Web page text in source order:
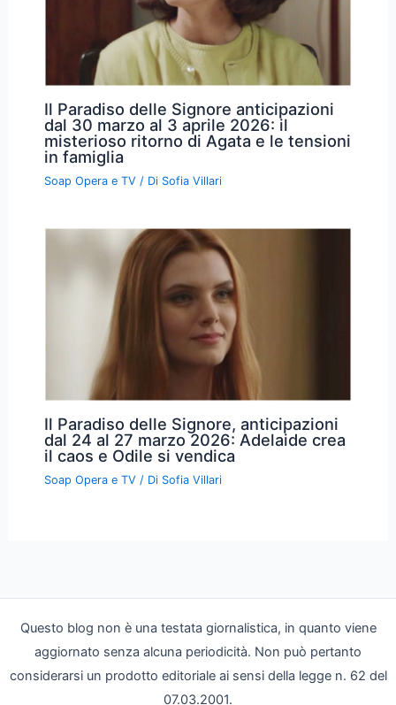
Il Paradiso delle Signore anticipazioni
dal 30 marzo al 3 aprile 2026: il
misterioso ritorno di Agata e le tensioni
in famiglia
Soap Opera e TV / Di Sofia Villari
Il Paradiso delle Signore, anticipazioni
dal 24 al 27 marzo 2026: Adelaide crea
il caos e Odile si vendica
Soap Opera e TV / Di Sofia Villari
Questo blog non è una testata giornalistica, in quanto viene
aggiornato senza alcuna periodicità. Non può pertanto
considerarsi un prodotto editoriale ai sensi della legge n. 62 del
07.03.2001.